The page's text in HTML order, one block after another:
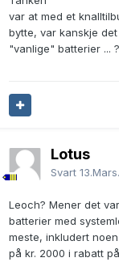
var at med et
bytte, var kanskje
"vanlige" batterier ...
Lotus
Svart
Leoch? Mener det
batterier med
meste, inkludert
på kr. 2000 i rabatt